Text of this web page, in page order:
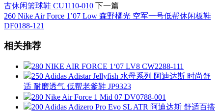
古休闲篮球鞋 CU1110-010 下一篇
260 Nike Air Force 1’07 Low 森野橘光 空军一号低帮休闲板鞋
DF0188-121
相关推荐
280 NIKE AIR FORCE 1‘07 LV8 CW2288-111
250 Adidas Adistar Jellyfish 水母系列 阿迪达斯 时尚舒
适 耐磨透气 低帮老爹鞋 JP9323
280 Nike Air Force 1 Mid 07 DV0788-001
200 Adidas Adizero Pro Evo SL ATR 阿迪达斯 舒适百搭